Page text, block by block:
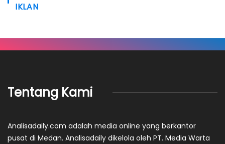
IKLAN
Tentang Kami
Analisadaily.com adalah media online yang berkantor
pusat di Medan. Analisadaily dikelola oleh PT. Media Warta